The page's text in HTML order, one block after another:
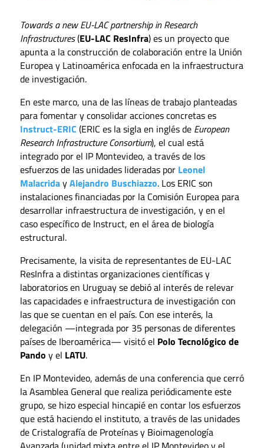
Towards a new EU-LAC partnership in Research
Infrastructures(EU-LAC ResInfra) es un proyecto que
apunta a la construcción de colaboración entre la Unión
Europea y Latinoamérica enfocada en la infraestructura
de investigación.
En este marco, una de las líneas de trabajo planteadas
para fomentar y consolidar acciones concretas es
Instruct-ERIC (ERIC es la sigla en inglés de European
Research Infrastructure Consortium), el cual está
integrado por el IP Montevideo, a través de los
esfuerzos de las unidades lideradas por Leonel
MalacridayAlejandro Buschiazzo. Los ERIC son
instalaciones financiadas por la Comisión Europea para
desarrollar infraestructura de investigación, y en el
caso específico de Instruct, en el área de biología
estructural.
Precisamente, la visita de representantes de EU-LAC
ResInfra a distintas organizaciones científicas y
laboratorios en Uruguay se debió al interés de relevar
las capacidades e infraestructura de investigación con
las que se cuentan en el país. Con ese interés, la
delegación —integrada por 35 personas de diferentes
países de Iberoamérica— visitó el Polo Tecnológico de
Pando y el LATU.
En IP Montevideo, además de una conferencia que cerró
la Asamblea General que realiza periódicamente este
grupo, se hizo especial hincapié en contar los esfuerzos
que está haciendo el instituto, a través de las unidades
de Cristalografía de Proteínas y Bioimagenología